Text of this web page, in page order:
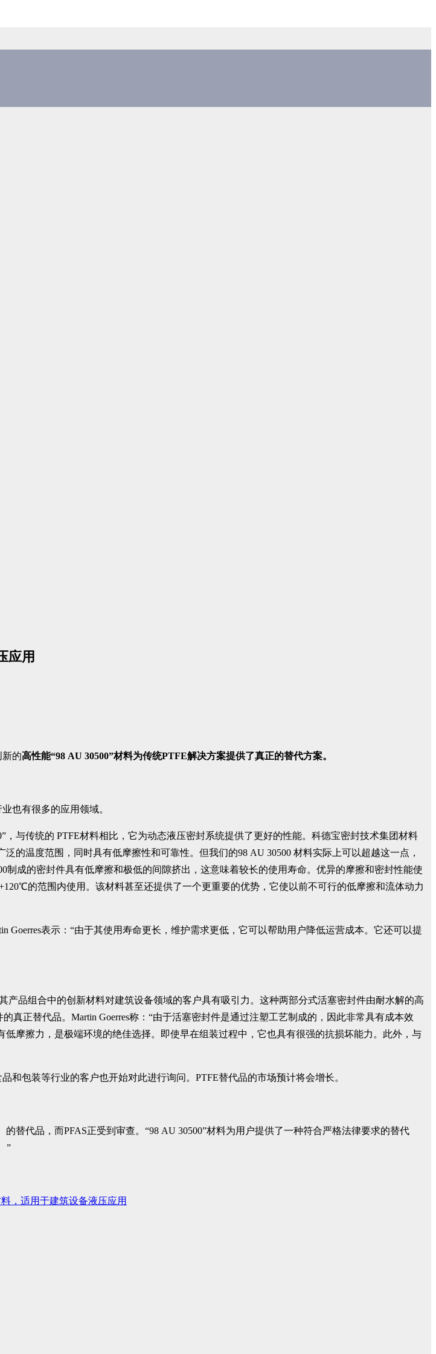
应用
的高性能“98 AU 30500”材料为传统PTFE解决方案提供了真正的替代方案。
也有很多的应用领域。
与传统的 PTFE材料相比，它为动态液压密封系统提供了更好的性能。科德宝密封技术集团材料
的温度范围，同时具有低摩擦性和可靠性。但我们的98 AU 30500 材料实际上可以超越这一点，
成的密封件具有低摩擦和极低的间隙挤出，这意味着较长的使用寿命。优异的摩擦和密封性能使
的范围内使用。该材料甚至还提供了一个更重要的优势，它使以前不可行的低摩擦和流体动力
表示：“由于其使用寿命更长，维护需求更低，它可以帮助用户降低运营成本。它还可以提
产品组合中的创新材料对建筑设备领域的客户具有吸引力。这种两部分式活塞密封件由耐水解的高
正替代品。Martin Goerres称：“由于活塞密封件是通过注塑工艺制成的，因此非常具有成本效
摩擦力，是极端环境的绝佳选择。即使早在组装过程中，它也具有很强的抗损坏能力。此外，与
包装等行业的客户也开始对此进行询问。PTFE替代品的市场预计将会增长。
替代品，而PFAS正受到审查。“98 AU 30500”材料为用户提供了一种符合严格法律要求的替代
”
，适用于建筑设备液压应用